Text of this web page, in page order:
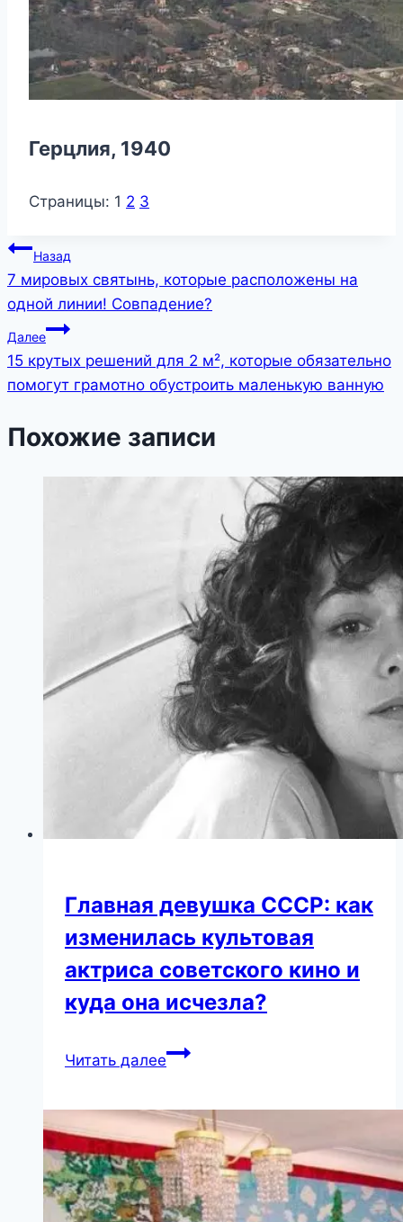
Герцлия, 1940
Страницы: 1 2 3
Навигация
по
записям
Назад
7 мировых святынь, которые расположены на
одной линии! Совпадение?
Далее
15 крутых решений для 2 м², которые обязательно
помогут грамотно обустроить маленькую ванную
Похожие записи
Главная девушка СССР: как
изменилась культовая
актриса советского кино и
куда она исчезла?
Читать далееГлавная
как
изменилась
культовая
актриса